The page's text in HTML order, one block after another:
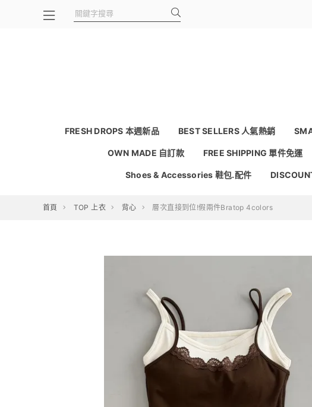
FRESH DROPS 本週新品 BEST SELLERS 人氣熱銷
OWN MADE 自訂款 FREE SHIPPING 單件免運
Shoes & Accessories 鞋包.配件
首頁 TOP 上衣 背心 層次直接到位!假兩件Bratop 4colors